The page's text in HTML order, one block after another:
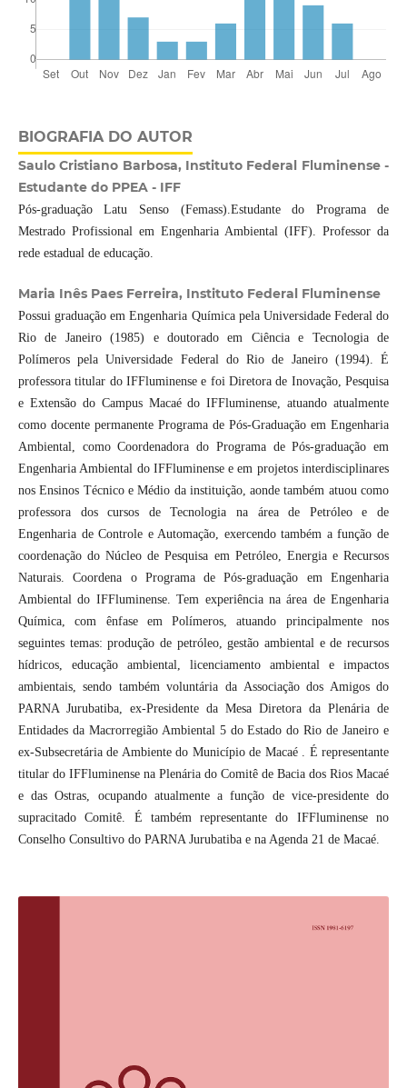
BIOGRAFIA DO AUTOR
Saulo Cristiano Barbosa, Instituto Federal Fluminense -
Estudante do PPEA - IFF
Pós-graduação Latu Senso (Femass).Estudante do Programa de
Mestrado Profissional em Engenharia Ambiental (IFF). Professor da
rede estadual de educação.
Maria Inês Paes Ferreira, Instituto Federal Fluminense
Possui graduação em Engenharia Química pela Universidade Federal do
Rio de Janeiro (1985) e doutorado em Ciência e Tecnologia de
Polímeros pela Universidade Federal do Rio de Janeiro (1994). É
professora titular do IFFluminense e foi Diretora de Inovação, Pesquisa
e Extensão do Campus Macaé do IFFluminense, atuando atualmente
como docente permanente Programa de Pós-Graduação em Engenharia
Ambiental, como Coordenadora do Programa de Pós-graduação em
Engenharia Ambiental do IFFluminense e em projetos interdisciplinares
nos Ensinos Técnico e Médio da instituição, aonde também atuou como
professora dos cursos de Tecnologia na área de Petróleo e de
Engenharia de Controle e Automação, exercendo também a função de
coordenação do Núcleo de Pesquisa em Petróleo, Energia e Recursos
Naturais. Coordena o Programa de Pós-graduação em Engenharia
Ambiental do IFFluminense. Tem experiência na área de Engenharia
Química, com ênfase em Polímeros, atuando principalmente nos
seguintes temas: produção de petróleo, gestão ambiental e de recursos
hídricos, educação ambiental, licenciamento ambiental e impactos
ambientais, sendo também voluntária da Associação dos Amigos do
PARNA Jurubatiba, ex-Presidente da Mesa Diretora da Plenária de
Entidades da Macrorregião Ambiental 5 do Estado do Rio de Janeiro e
ex-Subsecretária de Ambiente do Município de Macaé . É representante
titular do IFFluminense na Plenária do Comitê de Bacia dos Rios Macaé
e das Ostras, ocupando atualmente a função de vice-presidente do
supracitado Comitê. É também representante do IFFluminense no
Conselho Consultivo do PARNA Jurubatiba e na Agenda 21 de Macaé.